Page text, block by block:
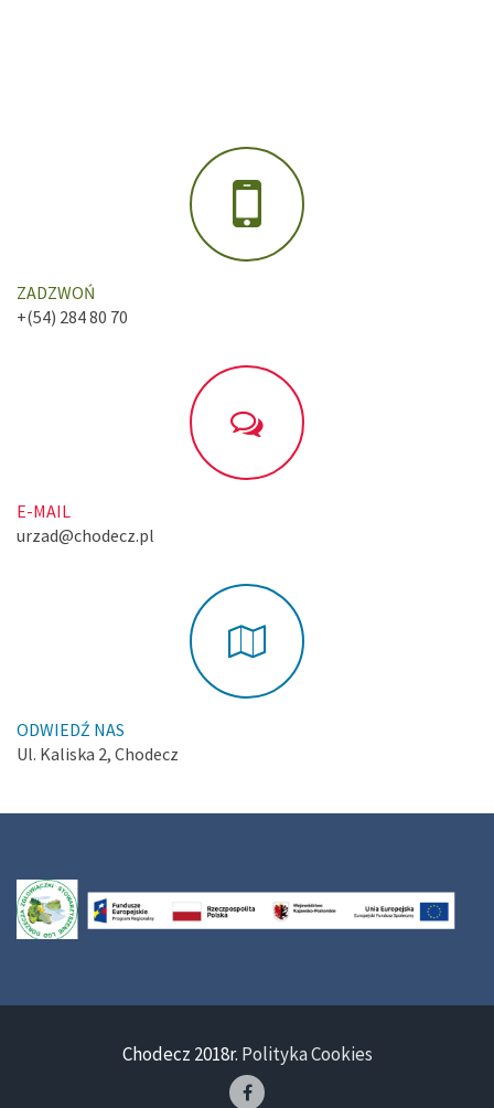
ZADZWOŃ
+(54) 284 80 70
E-MAIL
urzad@chodecz.pl
ODWIEDŹ NAS
Ul. Kaliska 2, Chodecz
Chodecz 2018r. Polityka Cookies